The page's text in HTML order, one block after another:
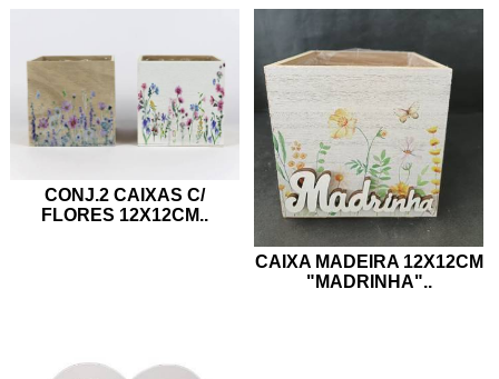
CONJ.2 CAIXAS C/
FLORES 12X12CM..
CAIXA MADEIRA 12X12CM
"MADRINHA"..